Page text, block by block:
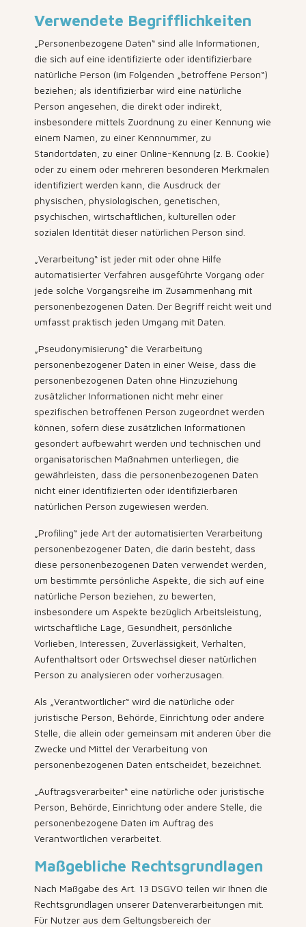
Verwendete Begrifflichkeiten
„Personenbezogene Daten“ sind alle Informationen,
die sich auf eine identifizierte oder identifizierbare
natürliche Person (im Folgenden „betroffene Person“)
beziehen; als identifizierbar wird eine natürliche
Person angesehen, die direkt oder indirekt,
insbesondere mittels Zuordnung zu einer Kennung wie
einem Namen, zu einer Kennnummer, zu
Standortdaten, zu einer Online-Kennung (z. B. Cookie)
oder zu einem oder mehreren besonderen Merkmalen
identifiziert werden kann, die Ausdruck der
physischen, physiologischen, genetischen,
psychischen, wirtschaftlichen, kulturellen oder
sozialen Identität dieser natürlichen Person sind.
„Verarbeitung“ ist jeder mit oder ohne Hilfe
automatisierter Verfahren ausgeführte Vorgang oder
jede solche Vorgangsreihe im Zusammenhang mit
personenbezogenen Daten. Der Begriff reicht weit und
umfasst praktisch jeden Umgang mit Daten.
„Pseudonymisierung“ die Verarbeitung
personenbezogener Daten in einer Weise, dass die
personenbezogenen Daten ohne Hinzuziehung
zusätzlicher Informationen nicht mehr einer
spezifischen betroffenen Person zugeordnet werden
können, sofern diese zusätzlichen Informationen
gesondert aufbewahrt werden und technischen und
organisatorischen Maßnahmen unterliegen, die
gewährleisten, dass die personenbezogenen Daten
nicht einer identifizierten oder identifizierbaren
natürlichen Person zugewiesen werden.
„Profiling“ jede Art der automatisierten Verarbeitung
personenbezogener Daten, die darin besteht, dass
diese personenbezogenen Daten verwendet werden,
um bestimmte persönliche Aspekte, die sich auf eine
natürliche Person beziehen, zu bewerten,
insbesondere um Aspekte bezüglich Arbeitsleistung,
wirtschaftliche Lage, Gesundheit, persönliche
Vorlieben, Interessen, Zuverlässigkeit, Verhalten,
Aufenthaltsort oder Ortswechsel dieser natürlichen
Person zu analysieren oder vorherzusagen.
Als „Verantwortlicher“ wird die natürliche oder
juristische Person, Behörde, Einrichtung oder andere
Stelle, die allein oder gemeinsam mit anderen über die
Zwecke und Mittel der Verarbeitung von
personenbezogenen Daten entscheidet, bezeichnet.
„Auftragsverarbeiter“ eine natürliche oder juristische
Person, Behörde, Einrichtung oder andere Stelle, die
personenbezogene Daten im Auftrag des
Verantwortlichen verarbeitet.
Maßgebliche Rechtsgrundlagen
Nach Maßgabe des Art. 13 DSGVO teilen wir Ihnen die
Rechtsgrundlagen unserer Datenverarbeitungen mit.
Für Nutzer aus dem Geltungsbereich der